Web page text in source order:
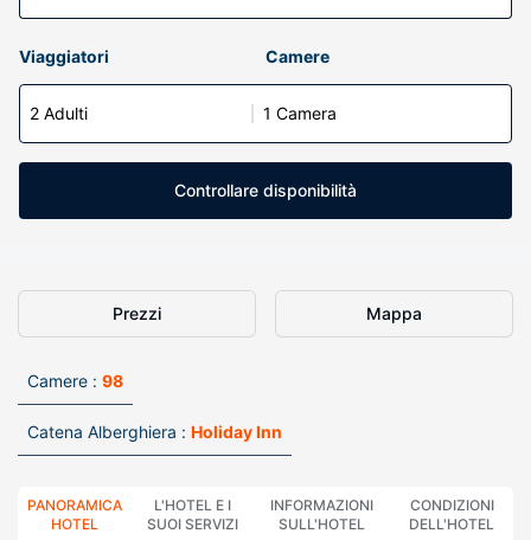
Viaggiatori Camere
2 Adulti 1 Camera
Controllare disponibilità
Prezzi Mappa
Camere : 98
Catena Alberghiera : Holiday Inn
PANORAMICA
HOTEL
L'HOTEL E I
SUOI SERVIZI
INFORMAZIONI
SULL'HOTEL
CONDIZIONI
DELL'HOTEL